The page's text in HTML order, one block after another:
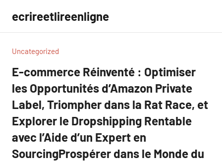
contenu
ecrireetlireenligne
Uncategorized
E-commerce Réinventé : Optimiser
les Opportunités d’Amazon Private
Label, Triompher dans la Rat Race, et
Explorer le Dropshipping Rentable
avec l’Aide d’un Expert en
SourcingProspérer dans le Monde du